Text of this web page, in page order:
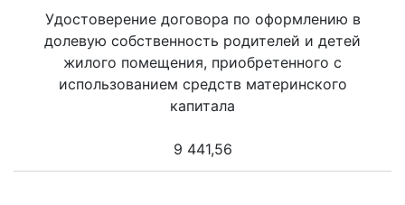
Удостоверение договора по оформлению в
долевую собственность родителей и детей
жилого помещения, приобретенного с
использованием средств материнского
капитала
9 441,56